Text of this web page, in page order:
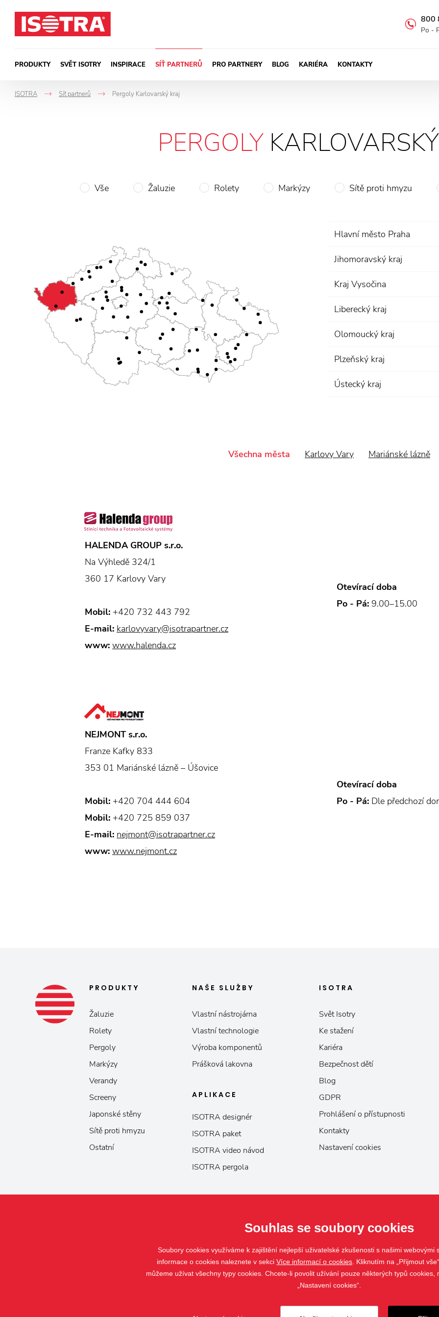
800
Po -
PRODUKTY SVĚT ISOTRY INSPIRACE SÍŤ PARTNERŮ PRO PARTNERY BLOG KARIÉRA KONTAKTY
ISOTRA
->
Síť partnerů Pergoly Karlovarský kraj
PERGOLY
Vše Žaluzie Rolety Markýzy Sítě proti hmyzu
Hlavní město Praha
Jihomoravský kraj
Kraj Vysočina
Liberecký kraj
Olomoucký kraj
Plzeňský kraj
Ústecký kraj
Všechna města Karlovy Vary Mariánské lázně
HALENDA GROUP s.r.o.
Na Výhledě 324/1
360 17 Karlovy Vary
Mobil: +420 732 443 792
E-mail: karlovyvary@isotrapartner.cz
www: www.halenda.cz
Otevírací doba
Po - Pá: 9.00–15.00
NEJMONT s.r.o.
Franze Kafky 833
353 01 Mariánské lázně – Úšovice
Mobil: +420 704 444 604
Mobil: +420 725 859 037
E-mail: nejmont@isotrapartner.cz
www: www.nejmont.cz
Otevírací doba
Po - Pá: Dle předchozí
PRODUKTY
Žaluzie
Rolety
Pergoly
Markýzy
Verandy
Screeny
Japonské stěny
Sítě proti hmyzu
Ostatní
NAŠE SLUŽBY
Vlastní nástrojárna
Vlastní technologie
Výroba komponentů
Prášková lakovna
APLIKACE
ISOTRA designér
ISOTRA paket
ISOTRA video návod
ISOTRA pergola
ISOTRA
Svět Isotry
Ke stažení
Kariéra
Bezpečnost dětí
Blog
GDPR
Prohlášení o přístupnosti
Kontakty
Nastavení cookies
Souhlas se soubory cookies
Soubory cookies využíváme k zajištění nejlepší uživatelské zkušenosti s našimi webovými
informace o cookies naleznete v sekci Více informací o cookies . Kliknutím na „Přijmout
můžeme užívat všechny typy cookies. Chcete-li povolit užívání pouze některých typů cookies,
„Nastavení cookies“.